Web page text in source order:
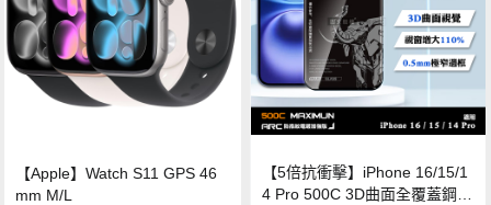
【Apple】Watch S11 GPS 46
mm M/L
【5倍抗衝擊】iPhone 16/15/1
4 Pro 500C 3D曲面全覆蓋鋼化